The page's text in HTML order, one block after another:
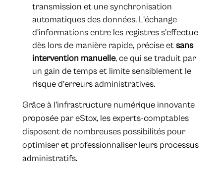
transmission et une synchronisation
automatiques des données. L’échange
d’informations entre les registres s’effectue
dès lors de manière rapide, précise etsans
intervention manuelle, ce qui se traduit par
un gain de temps et limite sensiblement le
risque d’erreurs administratives.
Grâce à l’infrastructure numérique innovante
proposée par eStox, les experts-comptables
disposent de nombreuses possibilités pour
optimiser et professionnaliser leurs processus
administratifs.